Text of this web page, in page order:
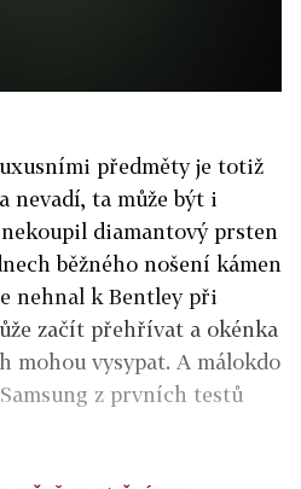
předměty je totiž
nevadí, ta může být i
diamantový prsten
běžného nošení kámen
nehnal k Bentley při
začít přehřívat a okénka
mohou vysypat. A málokdo
z prvních testů